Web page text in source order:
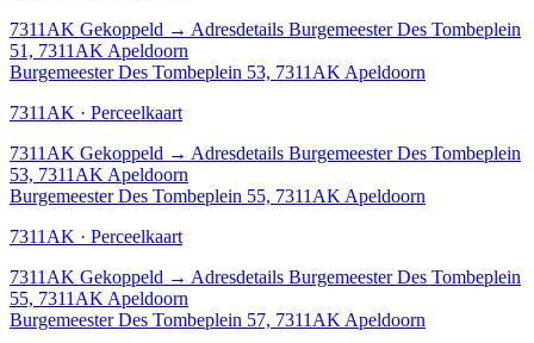
7311AK Gekoppeld → Adresdetails Burgemeester Des Tombeplein
51, 7311AK Apeldoorn
Burgemeester Des Tombeplein 53, 7311AK Apeldoorn
7311AK · Perceelkaart
7311AK Gekoppeld → Adresdetails Burgemeester Des Tombeplein
53, 7311AK Apeldoorn
Burgemeester Des Tombeplein 55, 7311AK Apeldoorn
7311AK · Perceelkaart
7311AK Gekoppeld → Adresdetails Burgemeester Des Tombeplein
55, 7311AK Apeldoorn
Burgemeester Des Tombeplein 57, 7311AK Apeldoorn